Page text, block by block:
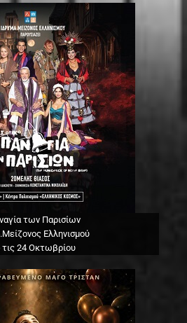
των Παρισίων
Ελληνισμού
24 Οκτωβρίου